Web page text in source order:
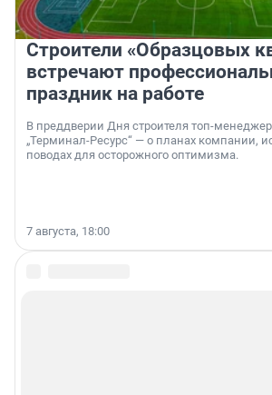
Строители «Образцовых
встречают
праздник на работе
В преддверии Дня строителя топ-
„Терминал-Ресурс“ — о планах компании,
поводах для осторожного оптимизма.
7 августа, 18:00